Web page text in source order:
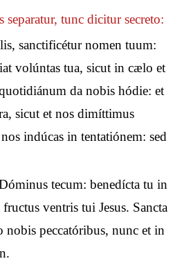
tunc dicitur secreto:
sanctificétur nomen tuum:
volúntas tua, sicut in cælo et
da nobis hódie: et
sicut et nos dimíttimus
indúcas in tentatiónem: sed
tecum: benedícta tu in
ventris tui Jesus. Sancta
peccatóribus, nunc et in